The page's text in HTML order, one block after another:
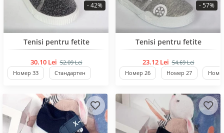
BESTSELLER
Tenisi pentru fetite
30.10 Lei 52.09 Lei
- 42%
Номер 33 Стандартен
BESTSELLER
Tenisi pentru fetite
23.12 Lei 54.69 Lei
- 57%
Номер 26 Номер 27